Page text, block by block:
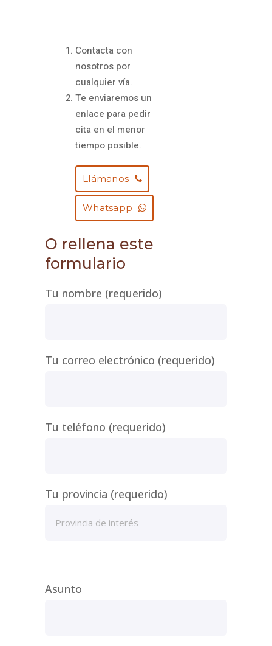
Contacta con
nosotros por
cualquier vía.
Te enviaremos un
enlace para pedir
cita en el menor
tiempo posible.
Llámanos
Whatsapp
O rellena este
formulario
Tu nombre (requerido)
Tu correo electrónico (requerido)
Tu teléfono (requerido)
Tu provincia (requerido)
Asunto